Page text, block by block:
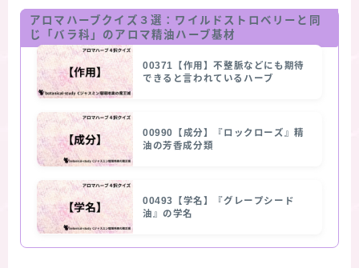
アロマハーブクイズ３選： ワイルドストロベリー と同
じ「バラ科」のアロマ精油ハーブ基材
00371【作用】不整脈などにも期待
できると言われているハーブ
00990【成分】『ロックローズ』精
油の芳香成分類
00493【学名】『グレープシード
油』の学名